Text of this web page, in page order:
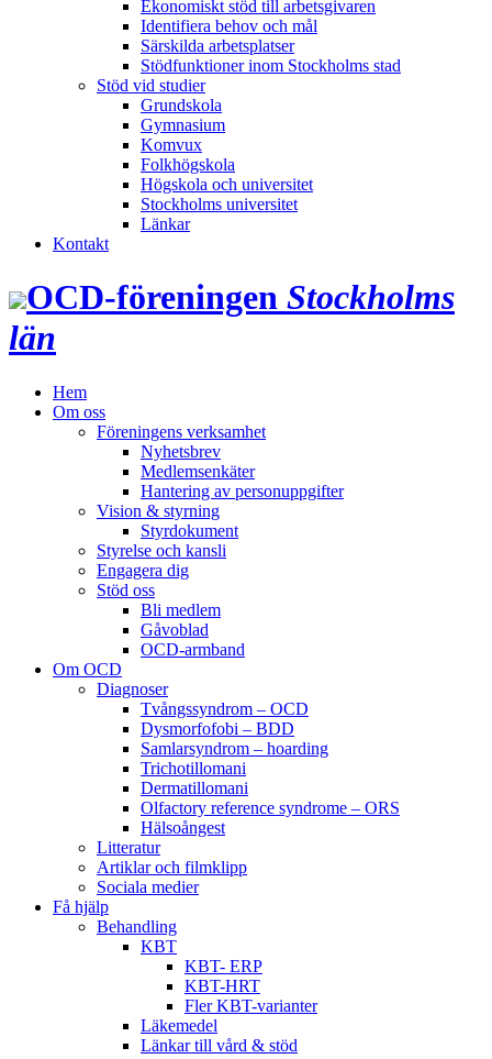
Ekonomiskt stöd till arbetsgivaren
Identifiera behov och mål
Särskilda arbetsplatser
Stödfunktioner inom Stockholms stad
Stöd vid studier
Grundskola
Gymnasium
Komvux
Folkhögskola
Högskola och universitet
Stockholms universitet
Länkar
Kontakt
OCD‑föreningen Stockholms
län
Hem
Om oss
Föreningens verksamhet
Nyhetsbrev
Medlemsenkäter
Hantering av personuppgifter
Vision & styrning
Styrdokument
Styrelse och kansli
Engagera dig
Stöd oss
Bli medlem
Gåvoblad
OCD-armband
Om OCD
Diagnoser
Tvångssyndrom – OCD
Dysmorfofobi – BDD
Samlarsyndrom – hoarding
Trichotillomani
Dermatillomani
Olfactory reference syndrome – ORS
Hälsoångest
Litteratur
Artiklar och filmklipp
Sociala medier
Få hjälp
Behandling
KBT
KBT- ERP
KBT-HRT
Fler KBT-varianter
Läkemedel
Länkar till vård & stöd